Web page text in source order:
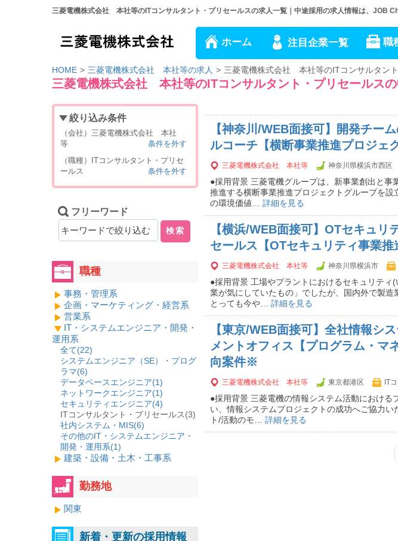
三菱電機株式会社 本社等のITコンサルタント・プリセールスの求人一覧｜中途採用の求人情報は、JOB
ホーム 注目企業一覧 職
HOME 三菱電機株式会社 本社等の求人 三菱電機株式会社 本社等のITコンサルタン
三菱電機株式会社 本社等のITコンサルタント・プリセールス
【神奈川/WEB面接可】開発チー
ルコーチ【横断事業推進プロジェ
三菱電機株式会社 本社等 神奈川県横浜市西区
●採用背景 三菱電機グループは、新事業創出と
推進する​横断事業推進プロジェクトグループを​
の環境価値… 詳細を見る
【横浜/WEB面接可】OTセキュ
セールス【OTセキュリティ事業推
三菱電機株式会社 本社等 神奈川県横浜市
●採用背景 工場やプラントにおけるセキュリテ
業が気にしていたもの」でしたが、国内外で製
とっても今や… 詳細を見る
【東京/WEB面接可】全社情報シ
メントオフィス【プログラム・
向案件※
三菱電機株式会社 本社等 東京都港区 IT
●採用背景 三菱電機の情報システム活動におけ
い、情報システムプロジェクトの成功へご協力
ト/活動のモ… 詳細を見る
絞り込み条件
（会社）三菱電機株式会社 本社
等
条件を外す
（職種）ITコンサルタント・プリセ
ールス
条件を外す
フリーワード
検索
職種
事務・管理系
企画・マーケティング・経営系
営業系
IT・システムエンジニア・開発・
運用系
全て(22)
システムエンジニア（SE）・プログ
ラマ(6)
データベースエンジニア(1)
ネットワークエンジニア(1)
セキュリティエンジニア(4)
ITコンサルタント・プリセールス(3)
社内システム・MIS(6)
その他のIT・システムエンジニア・
開発・運用系(1)
建築・設備・土木・工事系
勤務地
関東
新着・更新の採用情報